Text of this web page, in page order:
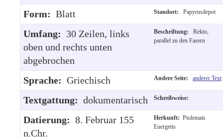
Form: Blatt Standort: Papyrusdepot
Umfang: 30 Zeilen, links
oben und rechts unten
abgebrochen
Beschriftung:
Rekto,
parallel zu den Fasern
Sprache: Griechisch Andere Seite: anderer Text
Textgattung: dokumentarisch Schreibweise:
Datierung: 8. Februar 155
n.Chr.
Herkunft: Ptolemais
Euergetis